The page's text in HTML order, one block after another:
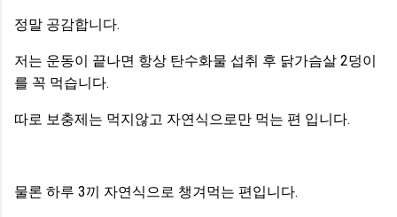
정말 공감합니다.
저는 운동이 끝나면 항상 탄수화물 섭취 후 닭가슴살 2덩이
를 꼭 먹습니다.
따로 보충제는 먹지않고 자연식으로만 먹는 편 입니다.
물론 하루 3끼 자연식으로 챙겨먹는 편입니다.